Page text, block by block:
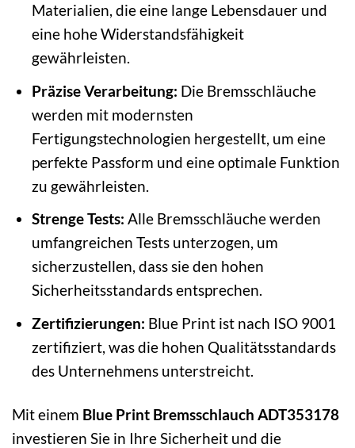
Materialien, die eine lange Lebensdauer und
eine hohe Widerstandsfähigkeit
gewährleisten.
Präzise Verarbeitung: Die Bremsschläuche
werden mit modernsten
Fertigungstechnologien hergestellt, um eine
perfekte Passform und eine optimale Funktion
zu gewährleisten.
Strenge Tests: Alle Bremsschläuche werden
umfangreichen Tests unterzogen, um
sicherzustellen, dass sie den hohen
Sicherheitsstandards entsprechen.
Zertifizierungen: Blue Print ist nach ISO 9001
zertifiziert, was die hohen Qualitätsstandards
des Unternehmens unterstreicht.
Mit einem Blue Print Bremsschlauch ADT353178
investieren Sie in Ihre Sicherheit und die